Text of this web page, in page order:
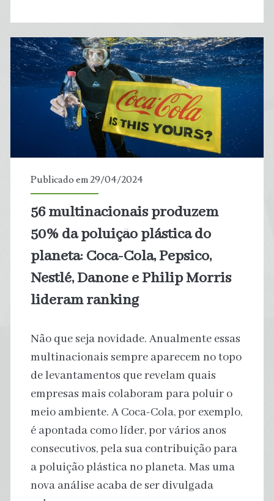
ainda
são
inacessíveis
para
brasileiros
Publicado em 29/04/2024
56 multinacionais produzem
50% da poluição plástica do
planeta: Coca-Cola, Pepsico,
Nestlé, Danone e Philip Morris
lideram ranking
Não que seja novidade. Anualmente essas
multinacionais sempre aparecem no topo
de levantamentos que revelam quais
empresas mais colaboram para poluir o
meio ambiente. A Coca-Cola, por exemplo,
é apontada como líder, por vários anos
consecutivos, pela sua contribuição para
a poluição plástica no planeta. Mas uma
nova análise acaba de ser divulgada